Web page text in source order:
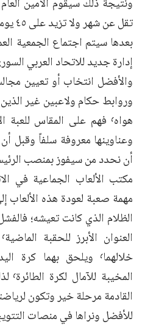
ونتيجة ذلك سيقوم الأمين
تقل عن شهر ولا تزيد على ٤٥ يوماً.
بعدها سيتم اجتماع الجمعية
إدارة جديد للاتحاد العربي
والأفضل انتخاب أو تعيين
وروابط حكام ولاعبين غير
هواه٬ فهم على المقاس
أن نحدد من سيفوز بمنصب
مكتب الألعاب الجماعية في
مهمة صعبة لعودة هذه
الظلام الذي كانت تعيشه؛
للأفضل ونراها في منصات